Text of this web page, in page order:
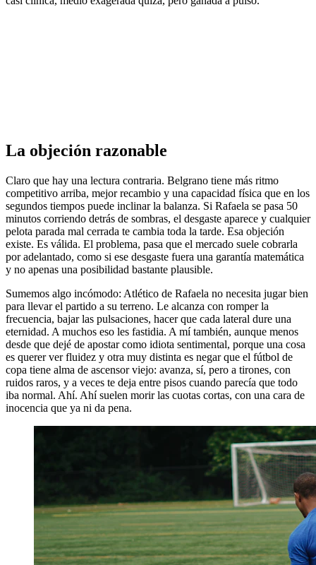
La objeción razonable
Claro que hay una lectura contraria. Belgrano tiene más ritmo
competitivo arriba, mejor recambio y una capacidad física que en los
segundos tiempos puede inclinar la balanza. Si Rafaela se pasa 50
minutos corriendo detrás de sombras, el desgaste aparece y cualquier
pelota parada mal cerrada te cambia toda la tarde. Esa objeción
existe. Es válida. El problema, pasa que el mercado suele cobrarla
por adelantado, como si ese desgaste fuera una garantía matemática
y no apenas una posibilidad bastante plausible.
Sumemos algo incómodo: Atlético de Rafaela no necesita jugar bien
para llevar el partido a su terreno. Le alcanza con romper la
frecuencia, bajar las pulsaciones, hacer que cada lateral dure una
eternidad. A muchos eso les fastidia. A mí también, aunque menos
desde que dejé de apostar como idiota sentimental, porque una cosa
es querer ver fluidez y otra muy distinta es negar que el fútbol de
copa tiene alma de ascensor viejo: avanza, sí, pero a tirones, con
ruidos raros, y a veces te deja entre pisos cuando parecía que todo
iba normal. Ahí. Ahí suelen morir las cuotas cortas, con una cara de
inocencia que ya ni da pena.